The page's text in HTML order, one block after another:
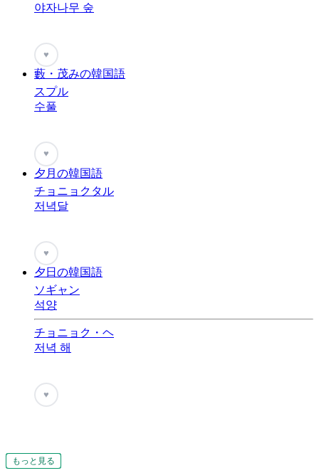
もっと見る
もっと見る
もっと見る
もっと見る
もっと見る
もっと見る
もっと見る
もっと見る
もっと見る
もっと見る
야자나무 숲
♥
藪・茂みの韓国語
スプル
수풀
♥
夕月の韓国語
チョニョクタル
저녁달
♥
夕日の韓国語
ソギャン
석양
チョニョク・ヘ
저녁 해
もっと見る
♥